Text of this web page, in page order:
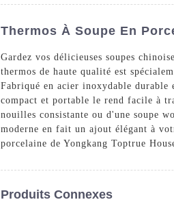
Thermos À Soupe En
Gardez vos délicieuses soupes
thermos de haute qualité est
Fabriqué en acier inoxydable durable
compact et portable le rend facile à
nouilles consistante ou d'une soupe
moderne en fait un ajout élégant à
porcelaine de Yongkang Toptrue
Produits Connexes